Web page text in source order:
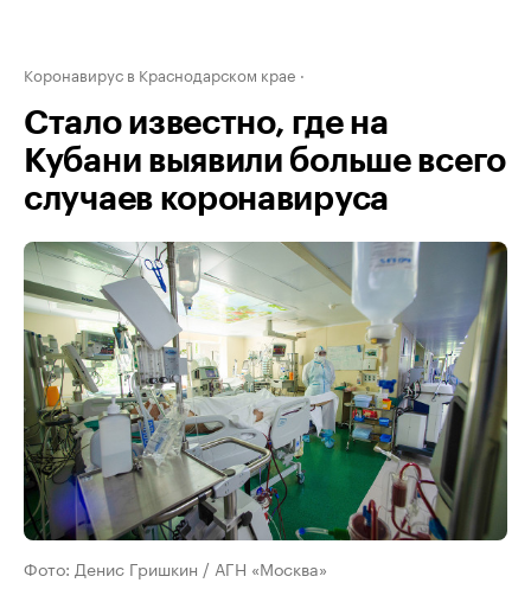
Коронавирус в Краснодарском крае
Стало известно, где на
Кубани выявили больше всего
случаев коронавируса
Фото: Денис Гришкин / АГН «Москва»